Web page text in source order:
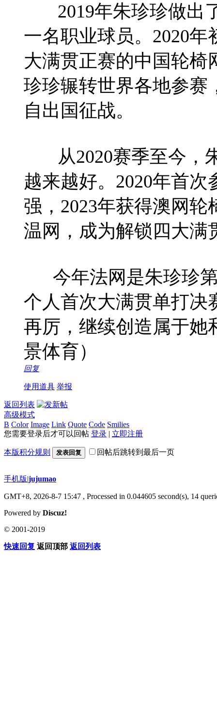
2019年朱珍珍做出
一名职业球员。2020
大满贯正赛的中国轮椅
珍珍辗转世界各地参赛
自出国征战。
从2020赛季至今，
越来越好。2020年首
强，2023年获得澳网
温网，成为解锁四大满
今年法网是朱珍珍第
个人首次大满贯单打决
再厉，继续创造属于
景体育）
回复
使用道具 举报
返回列表
高级模式
B Color Image Link Quote Code Smilies
您需要登录后才可以回帖 登录 | 立即注册
本版积分规则 发表回复 回帖后跳转到最后一页
手机版|jujumao
GMT+8, 2026-8-7 15:47 , Processed in 0.044605 second(s), 14
Powered by Discuz!
© 2001-2019
快速回复 返回顶部 返回列表